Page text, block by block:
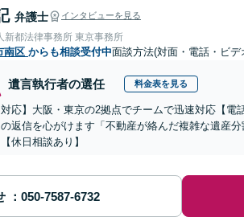
弁護士 インタビューを見る
新都法律事務所 東京事務所
南区 からも相談受付中面談方法(対面・電話・ビデ
遺言執行者の選任 料金表を見る
対応】大阪・東京の2拠点でチームで迅速対応【
の返信を心がけます「不動産が絡んだ複雑な遺産
休日相談あり】